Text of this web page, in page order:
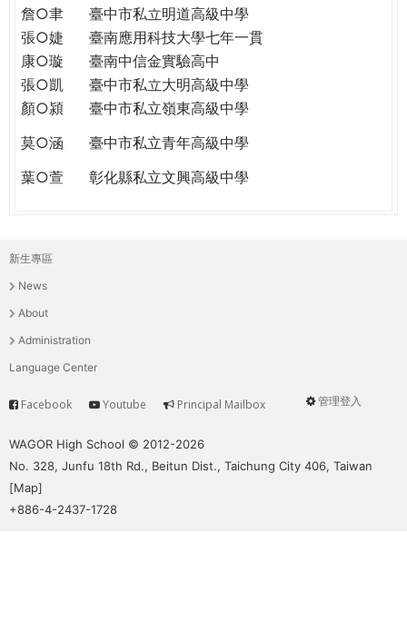
詹○聿
臺中市私立明道高級中學
張○婕
臺南應用科技大學七年一貫
康○璇
臺南中信金實驗高中
張○凱
臺中市私立大明高級中學
顏○潁
臺中市私立嶺東高級中學
莫○涵
臺中市私立青年高級中學
葉○萱
彰化縣私立文興高級中學
主
選
單
新生專區
News
About
Administration
Language Center
User
管理登入
Service
Facebook Youtube Principal Mailbox
WAGOR High School © 2012-2026
No. 328, Junfu 18th Rd., Beitun Dist., Taichung City 406, Taiwan
[Map]
+886-4-2437-1728